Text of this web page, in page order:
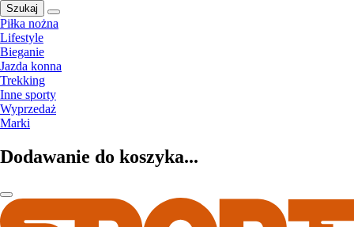
Szukaj
Piłka nożna
Lifestyle
Bieganie
Jazda konna
Trekking
Inne sporty
Wyprzedaż
Marki
Dodawanie do koszyka...